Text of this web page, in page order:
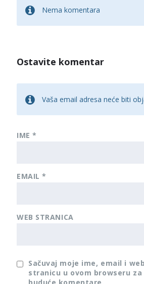
Nema komentara
Ostavite komentar
Vaša email adresa neće biti
IME*
EMAIL*
WEB STRANICA
Sačuvaj moje ime, email i web
stranicu u ovom browseru za